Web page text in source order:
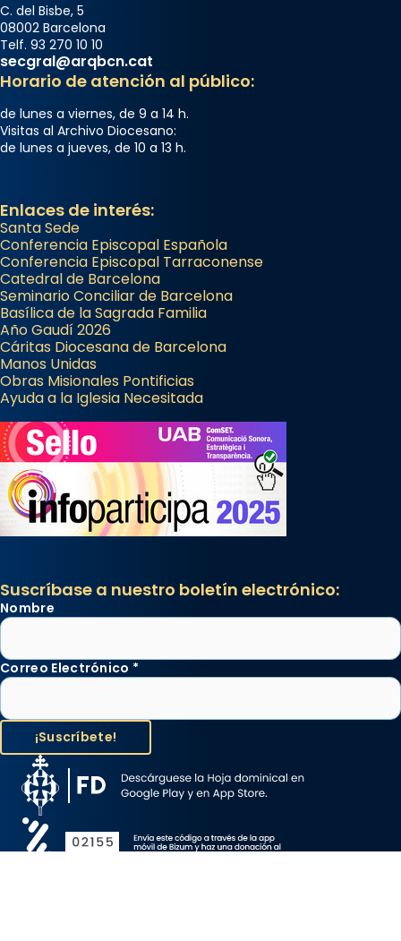
C. del Bisbe, 5
08002 Barcelona
Telf. 93 270 10 10
secgral@arqbcn.cat
Horario de atención al público:
de lunes a viernes, de 9 a 14 h.
Visitas al Archivo Diocesano:
de lunes a jueves, de 10 a 13 h.
Enlaces de interés:
Santa Sede
Conferencia Episcopal Española
Conferencia Episcopal Tarraconense
Catedral de Barcelona
Seminario Conciliar de Barcelona
Basílica de la Sagrada Familia
Año Gaudí 2026
Cáritas Diocesana de Barcelona
Manos Unidas
Obras Misionales Pontificias
Ayuda a la Iglesia Necesitada
Suscríbase a nuestro boletín electrónico:
Nombre
Correo Electrónico *